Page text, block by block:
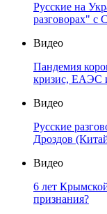
Русские на
разговорах" с
Видео
Пандемия
кризис, ЕАЭС
Видео
Русские
Дроздов
Видео
6 лет
признания?